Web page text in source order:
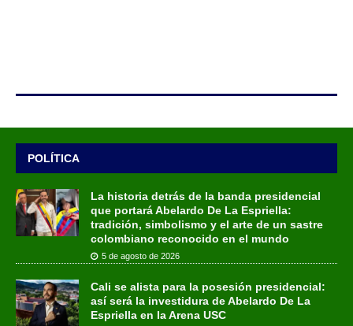
POLÍTICA
La historia detrás de la banda presidencial
que portará Abelardo De La Espriella:
tradición, simbolismo y el arte de un sastre
colombiano reconocido en el mundo
5 de agosto de 2026
Cali se alista para la posesión presidencial:
así será la investidura de Abelardo De La
Espriella en la Arena USC